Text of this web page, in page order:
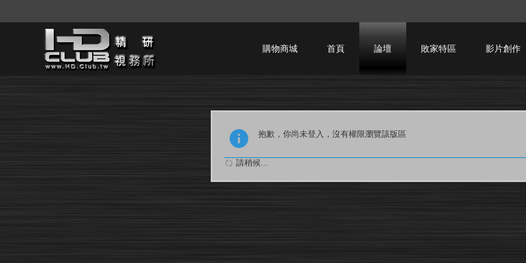
購物商城 首頁 論壇 敗家特區 影片創作
抱歉，你尚未登入，沒有權限瀏覽該版區
請稍候...